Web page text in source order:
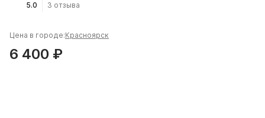
5.0 3 отзыва
Цена в городе:Красноярск
6 400 ₽